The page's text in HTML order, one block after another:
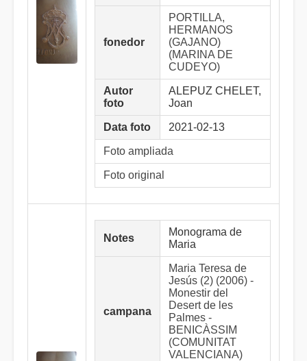
fonedor
PORTILLA,
HERMANOS
(GAJANO)
(MARINA DE
CUDEYO)
Autor
foto
ALEPUZ CHELET,
Joan
Data foto 2021-02-13
Foto ampliada
Foto original
Notes
Monograma de
Maria
campana
Maria Teresa de
Jesús (2) (2006) -
Monestir del
Desert de les
Palmes -
BENICÀSSIM
(COMUNITAT
VALENCIANA)